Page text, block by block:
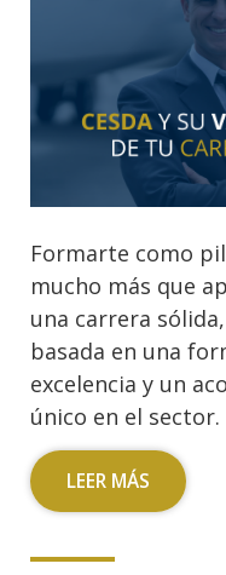
Formarte como
mucho más que
una carrera
basada en una
excelencia y un
único en el sector.
LEER MÁS